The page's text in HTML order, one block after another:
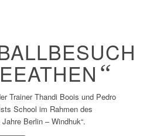
“
Trainer Thandi Boois und Pedro
School im Rahmen des
Berlin – Windhuk“.